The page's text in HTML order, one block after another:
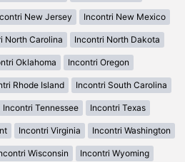
New Jersey Incontri New Mexico
North Carolina Incontri North Dakota
Oklahoma Incontri Oregon
Rhode Island Incontri South Carolina
Incontri Tennessee Incontri Texas
Incontri Virginia Incontri Washington
Wisconsin Incontri Wyoming